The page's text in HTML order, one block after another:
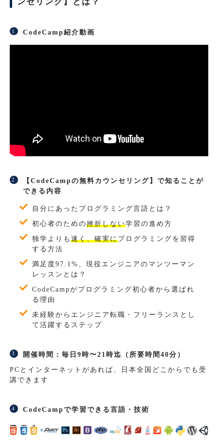
CodeCamp紹介動画
【CodeCampの無料カウンセリング】で知ることが
できる内容
自分にあったプログラミング言語とは？
初心者のための挫折しない学習の進め方
独学よりも 速く、確実にプログラミングを習得
する方法
満足度97.1%、現役エンジニアのマンツーマン
レッスンとは？
CodeCampがプログラミング初心者から選ばれ
る理由
未経験からエンジニア転職・フリーランスとし
て活躍するステップ
開催時間：毎日9時〜21時迄（所要時間40分）
PCとインターネットがあれば、日本全国どこからでも受
講できます
CodeCampで学習できる言語・技術